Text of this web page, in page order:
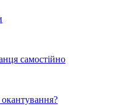
самостійно